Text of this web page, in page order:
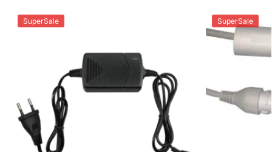
SuperSale SuperSale